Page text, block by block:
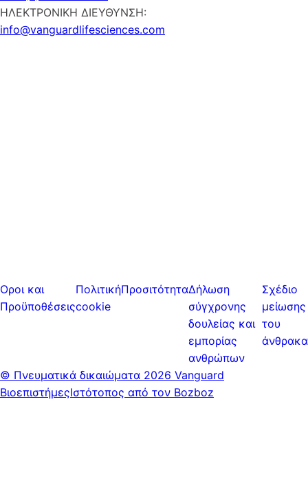
ΗΛΕΚΤΡΟΝΙΚΗ ΔΙΕΥΘΥΝΣΗ:
info@vanguardlifesciences.com
Οροι και
Προϋποθέσεις
Πολιτική
cookie
ΠροσιτότηταΔήλωση
σύγχρονης
δουλείας και
εμπορίας
ανθρώπων
Σχέδιο
μείωσης
του
άνθρακα
© Πνευματικά δικαιώματα 2026 Vanguard
ΒιοεπιστήμεςΙστότοπος από τον Bozboz